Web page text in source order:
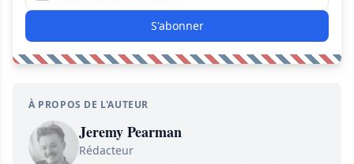
S'abonner
À PROPOS DE L'AUTEUR
Jeremy Pearman
Rédacteur